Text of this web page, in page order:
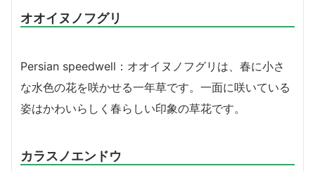
オオイヌノフグリ
Persian speedwell：オオイヌノフグリは、春に小さ
な水色の花を咲かせる一年草です。一面に咲いている
姿はかわいらしく春らしい印象の草花です。
カラスノエンドウ